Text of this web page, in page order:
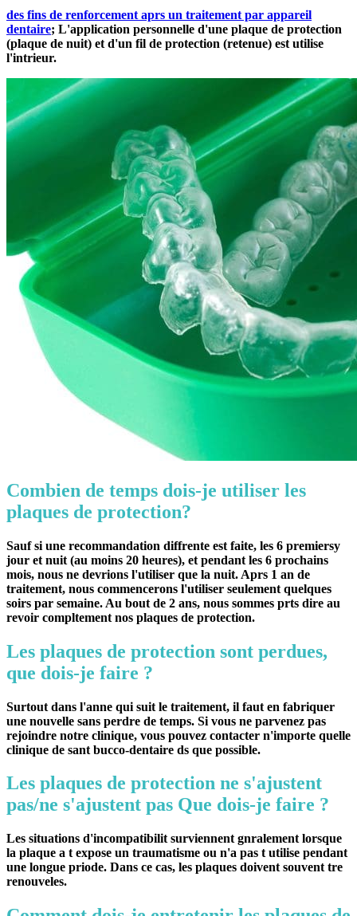
des fins de renforcement aprs un traitement par appareil
dentaire; L'application personnelle d'une plaque de protection
(plaque de nuit) et d'un fil de protection (retenue) est utilise
l'intrieur.
Combien de temps dois-je utiliser les
plaques de protection?
Sauf si une recommandation diffrente est faite, les 6 premiersy
jour et nuit (au moins 20 heures), et pendant les 6 prochains
mois, nous ne devrions l'utiliser que la nuit. Aprs 1 an de
traitement, nous commencerons l'utiliser seulement quelques
soirs par semaine. Au bout de 2 ans, nous sommes prts dire au
revoir compltement nos plaques de protection.
Les plaques de protection sont perdues,
que dois-je faire ?
Surtout dans l'anne qui suit le traitement, il faut en fabriquer
une nouvelle sans perdre de temps. Si vous ne parvenez pas
rejoindre notre clinique, vous pouvez contacter n'importe quelle
clinique de sant bucco-dentaire ds que possible.
Les plaques de protection ne s'ajustent
pas/ne s'ajustent pas Que dois-je faire ?
Les situations d'incompatibilit surviennent gnralement lorsque
la plaque a t expose un traumatisme ou n'a pas t utilise pendant
une longue priode. Dans ce cas, les plaques doivent souvent tre
renouveles.